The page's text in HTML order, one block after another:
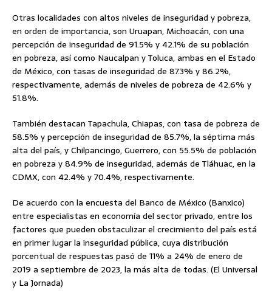
Otras localidades con altos niveles de inseguridad y pobreza,
en orden de importancia, son Uruapan, Michoacán, con una
percepción de inseguridad de 91.5% y 42.1% de su población
en pobreza, así como Naucalpan y Toluca, ambas en el Estado
de México, con tasas de inseguridad de 87.3% y 86.2%,
respectivamente, además de niveles de pobreza de 42.6% y
51.8%.
También destacan Tapachula, Chiapas, con tasa de pobreza de
58.5% y percepción de inseguridad de 85.7%, la séptima más
alta del país, y Chilpancingo, Guerrero, con 55.5% de población
en pobreza y 84.9% de inseguridad, además de Tláhuac, en la
CDMX, con 42.4% y 70.4%, respectivamente.
De acuerdo con la encuesta del Banco de México (Banxico)
entre especialistas en economía del sector privado, entre los
factores que pueden obstaculizar el crecimiento del país está
en primer lugar la inseguridad pública, cuya distribución
porcentual de respuestas pasó de 11% a 24% de enero de
2019 a septiembre de 2023, la más alta de todas. (El Universal
y La Jornada)